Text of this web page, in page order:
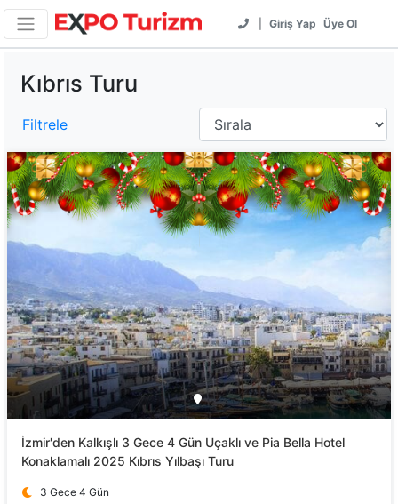
Giriş Yap Üye Ol
Kıbrıs Turu
Filtrele
İzmir'den Kalkışlı 3 Gece 4 Gün Uçaklı ve Pia Bella Hotel
Konaklamalı 2025 Kıbrıs Yılbaşı Turu
3 Gece 4 Gün